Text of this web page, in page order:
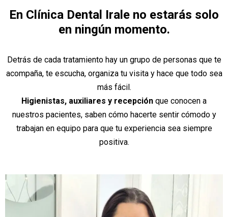
En Clínica Dental Irale no estarás solo
en ningún momento.
Detrás de cada tratamiento hay un grupo de personas que te
acompaña, te escucha, organiza tu visita y hace que todo sea
más fácil.
Higienistas, auxiliares y recepción que conocen a
nuestros pacientes, saben cómo hacerte sentir cómodo y
trabajan en equipo para que tu experiencia sea siempre
positiva.